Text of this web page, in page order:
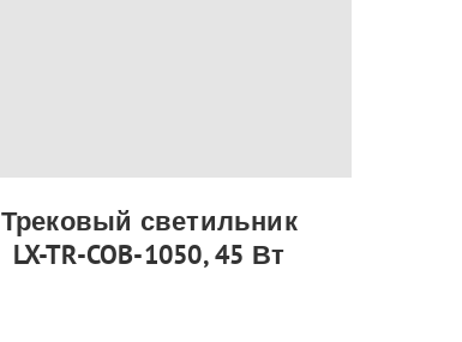
Трековый светильник
LX-TR-COB-1050, 45 Вт